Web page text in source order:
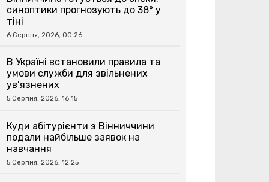
синоптики прогнозують до 38° у
тіні
6 Серпня, 2026, 00:26
В Україні встановили правила та
умови служби для звільнених
ув’язнених
5 Серпня, 2026, 16:15
Куди абітурієнти з Вінниччини
подали найбільше заявок на
навчання
5 Серпня, 2026, 12:25